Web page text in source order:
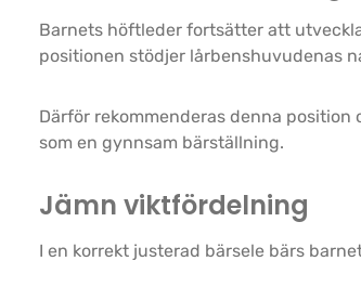
Barnets höftleder fortsätter att
positionen stödjer lårbenshuvudenas
Därför rekommenderas denna
som en gynnsam bärställning.
Jämn viktfördelning
I en korrekt justerad bärsele bärs